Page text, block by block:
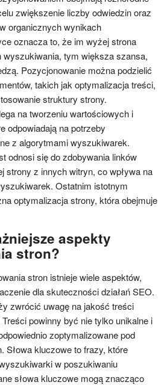
zwiększenie liczby odwiedzin oraz
organicznych wynikach
oznacza to, że im wyżej strona
wyszukiwania, tym większa szansa,
Pozycjonowanie można podzielić
takich jak optymalizacja treści,
struktury strony.
na tworzeniu wartościowych i
odpowiadają na potrzeby
z algorytmami wyszukiwarek.
odnosi się do zdobywania linków
strony z innych witryn, co wpływa na
Ostatnim istotnym
optymalizacja strony, która obejmuje
aspekty
stron?
stron istnieje wiele aspektów,
dla skuteczności działań SEO.
zwrócić uwagę na jakość treści
powinny być nie tylko unikalne i
zoptymalizowane pod
Słowa kluczowe to frazy, które
w poszukiwaniu
słowa kluczowe mogą znacząco